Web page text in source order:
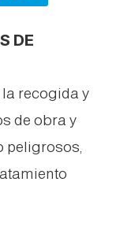
DE
recogida y
de obra y
peligrosos,